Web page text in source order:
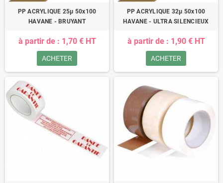
PP ACRYLIQUE 25µ 50x100
HAVANE - BRUYANT
à partir de : 1,70 € HT
ACHETER
PP ACRYLIQUE 32µ 50x100
HAVANE - ULTRA SILENCIEUX
à partir de : 1,90 € HT
ACHETER